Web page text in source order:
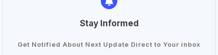
Stay Informed
Get Notified About Next Update Direct to Your inbox